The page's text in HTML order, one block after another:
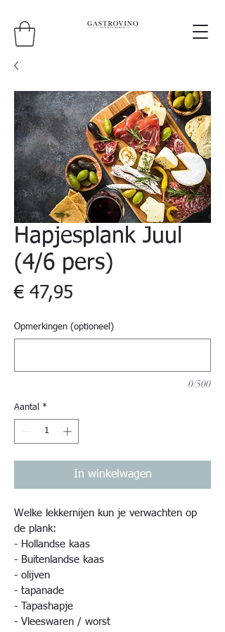
Hapjesplank Juul
(4/6 pers)
€ 47,95
Opmerkingen (optioneel)
0/500
Aantal *
In winkelwagen
Welke lekkernijen kun je verwachten op
de plank:
- Hollandse kaas
- Buitenlandse kaas
- olijven
- tapanade
- Tapashapje
- Vleeswaren / worst